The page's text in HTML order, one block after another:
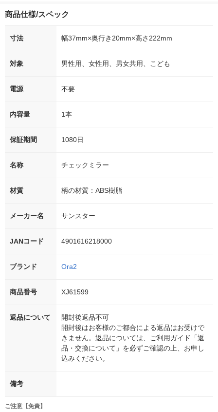
商品仕様/スペック
寸法 幅37mm×奥行き20mm×高さ222mm
対象 男性用、女性用、男女共用、こども
電源 不要
内容量 1本
保証期間 1080日
名称 チェックミラー
材質 柄の材質：ABS樹脂
メーカー名 サンスター
JANコード 4901616218000
ブランド Ora2
商品番号 XJ61599
返品について
開封後返品不可
開封後はお客様のご都合による返品はお受けで
きません。返品については、ご利用ガイド「返
品・交換について」を必ずご確認の上、お申し
込みください。
備考
ご注意【免責】